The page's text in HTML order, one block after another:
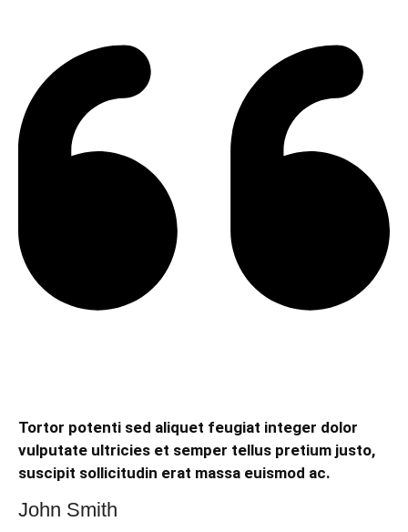
Tortor potenti sed aliquet feugiat integer dolor
vulputate ultricies et semper tellus pretium justo,
suscipit sollicitudin erat massa euismod ac.​
John Smith